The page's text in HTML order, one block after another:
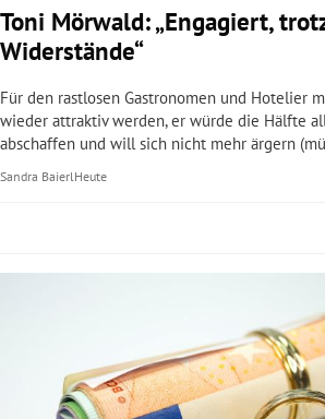
Untermenü
Untermenü
Untermenü
Toni Mörwald: „Engagiert,
Widerstände“
Für den rastlosen Gastronomen und Hotelier
wieder attraktiv werden, er würde die Hälfte
abschaffen und will sich nicht mehr ärgern
Sandra BaierlHeute